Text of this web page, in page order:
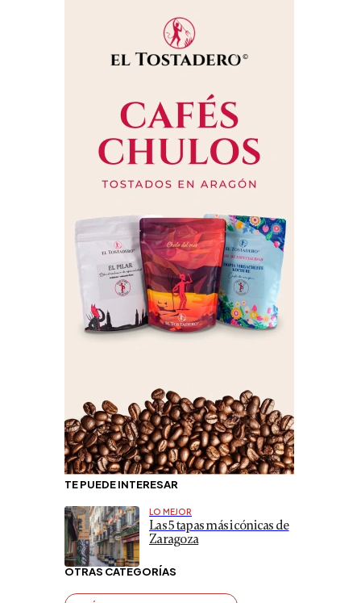
TE PUEDE INTERESAR
LO MEJOR
Las 5 tapas más icónicas de
Zaragoza
OTRAS CATEGORÍAS